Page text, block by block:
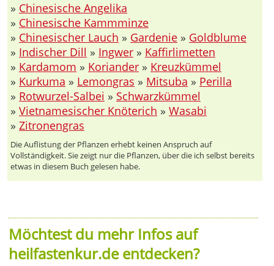
» Chinesische Angelika
» Chinesische Kammminze
» Chinesischer Lauch » Gardenie » Goldblume
» Indischer Dill » Ingwer » Kaffirlimetten
» Kardamom » Koriander » Kreuzkümmel
» Kurkuma » Lemongras » Mitsuba » Perilla
» Rotwurzel-Salbei » Schwarzkümmel
» Vietnamesischer Knöterich » Wasabi
» Zitronengras
Die Auflistung der Pflanzen erhebt keinen Anspruch auf
Vollständigkeit. Sie zeigt nur die Pflanzen, über die ich selbst bereits
etwas in diesem Buch gelesen habe.
Möchtest du mehr Infos auf
heilfastenkur.de entdecken?